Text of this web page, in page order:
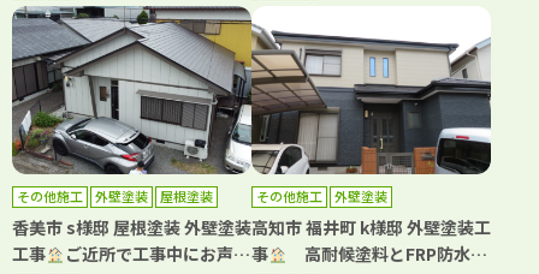
だきました
いて高級感ある仕上がりです
その他施工 外壁塗装 屋根塗装
香美市 s様邸 屋根塗装 外壁塗装
工事
ご近所で工事中にお声か
その他施工 外壁塗装
高知市 福井町 k様邸 外壁塗装工
事
高耐候塗料とFRP防水